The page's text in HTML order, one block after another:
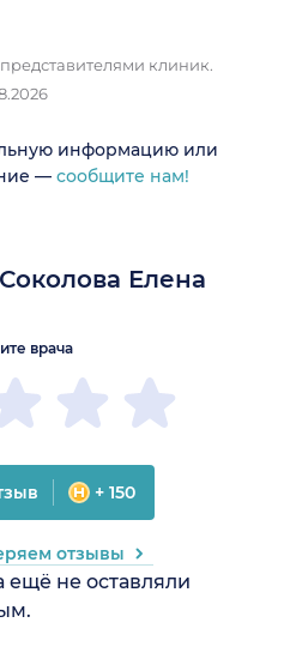
клиник.
информацию или
— сообщите нам!
Елена
ещё не оставляли
врача
+ 150
отзывы